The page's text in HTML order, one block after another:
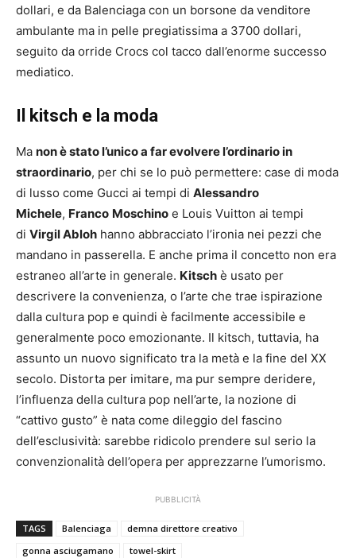
dollari, e da Balenciaga con un borsone da venditore
ambulante ma in pelle pregiatissima a 3700 dollari,
seguito da orride Crocs col tacco dall’enorme successo
mediatico.
Il kitsch e la moda
Ma non è stato l’unico a far evolvere l’ordinario in
straordinario, per chi se lo può permettere: case di moda
di lusso come Gucci ai tempi di Alessandro
Michele, Franco Moschino e Louis Vuitton ai tempi
di Virgil Abloh hanno abbracciato l’ironia nei pezzi che
mandano in passerella. E anche prima il concetto non era
estraneo all’arte in generale. Kitsch è usato per
descrivere la convenienza, o l’arte che trae ispirazione
dalla cultura pop e quindi è facilmente accessibile e
generalmente poco emozionante. Il kitsch, tuttavia, ha
assunto un nuovo significato tra la metà e la fine del XX
secolo. Distorta per imitare, ma pur sempre deridere,
l’influenza della cultura pop nell’arte, la nozione di
“cattivo gusto” è nata come dileggio del fascino
dell’esclusività: sarebbe ridicolo prendere sul serio la
convenzionalità dell’opera per apprezzarne l’umorismo.
PUBBLICITÀ
TAGS Balenciaga
demna direttore creativo
gonna asciugamano
towel-skirt